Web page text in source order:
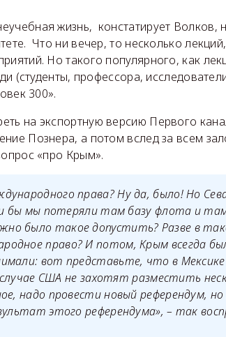
жизнь, констатирует Волков,
Что ни вечер, то несколько
Но такого популярного, как
(студенты, профессора,
300».
на экспортную версию Первого
Познера, а потом вслед за всем
«про Крым».
права? Ну да, было! Но
бы мы потеряли там базу флота и
было такое допустить? Разве в
право? И потом, Крым всегда
вот представьте, что в
США не захотят разместить
надо провести новый референдум,
этого референдума», – так